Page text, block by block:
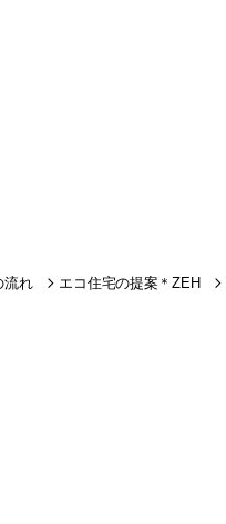
流れ エコ住宅の提案＊ZEH